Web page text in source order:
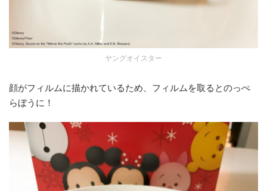
ヤングオイスター
顔がフィルムに描かれているため、フィルムを取るとのっぺ
らぼうに！